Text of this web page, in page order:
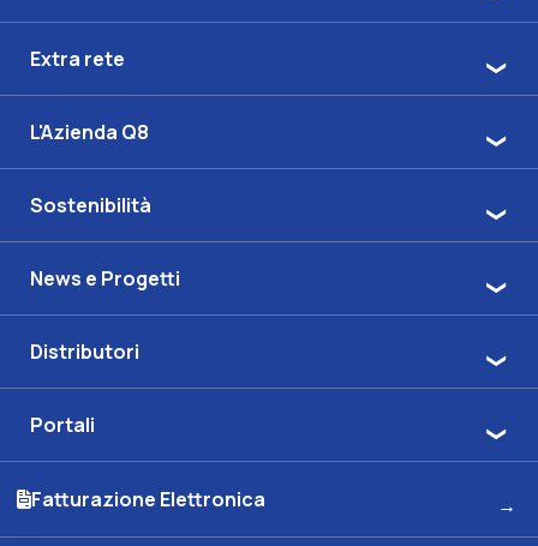
Extra rete
L'Azienda Q8
Sostenibilità
News e Progetti
Distributori
Portali
Fatturazione Elettronica